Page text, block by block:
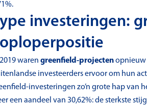
investeringen:
2019 waren greenfield-projectenopnieuw
investeerders ervoor om hun
investeringen zo’n grote hap van
een aandeel van 30,62%: de sterkste